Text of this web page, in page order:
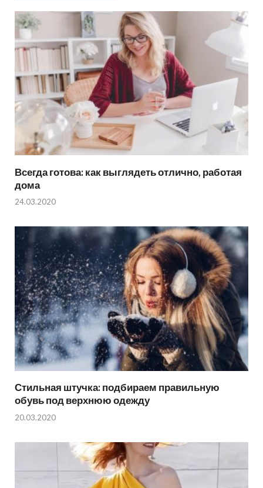
Всегда готова: как выглядеть отлично, работая
дома
24.03.2020
Стильная штучка: подбираем правильную
обувь под верхнюю одежду
20.03.2020